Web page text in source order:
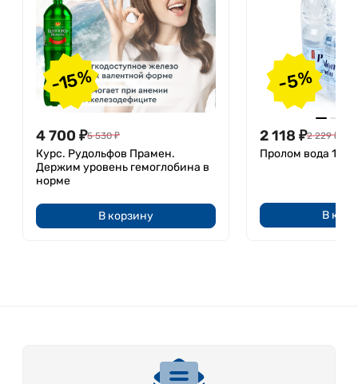
-15%
4 700 ₽5 530 ₽
Курс. Рудольфов Прамен.
Держим уровень гемоглобина в
норме
В корзину
-5%
2 118 ₽2 229 ₽
Пролом вода 1,5
В